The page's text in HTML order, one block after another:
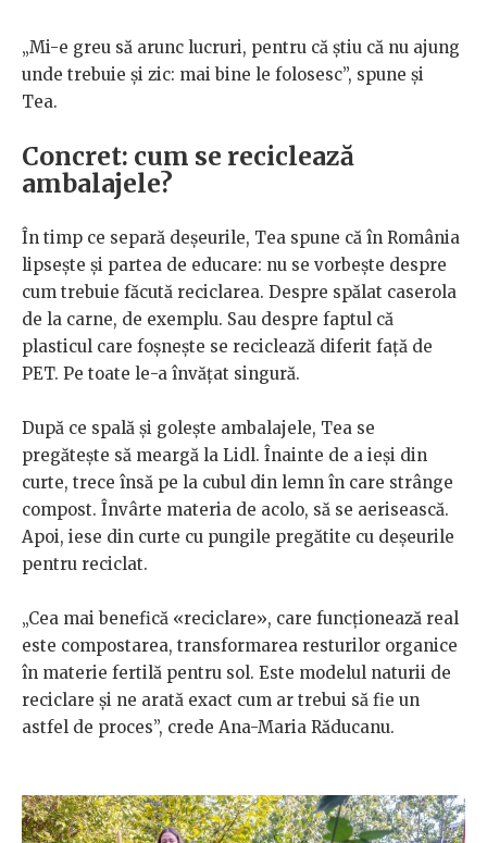
„Mi-e greu să arunc lucruri, pentru că știu că nu ajung
unde trebuie și zic: mai bine le folosesc”, spune și
Tea.
Concret: cum se reciclează
ambalajele?
În timp ce separă deșeurile, Tea spune că în România
lipsește și partea de educare: nu se vorbește despre
cum trebuie făcută reciclarea. Despre spălat caserola
de la carne, de exemplu. Sau despre faptul că
plasticul care foșnește se reciclează diferit față de
PET. Pe toate le-a învățat singură.
După ce spală și golește ambalajele, Tea se
pregătește să meargă la Lidl. Înainte de a ieși din
curte, trece însă pe la cubul din lemn în care strânge
compost. Învârte materia de acolo, să se aerisească.
Apoi, iese din curte cu pungile pregătite cu deșeurile
pentru reciclat.
„Cea mai benefică «reciclare», care funcționează real
este compostarea, transformarea resturilor organice
în materie fertilă pentru sol. Este modelul naturii de
reciclare și ne arată exact cum ar trebui să fie un
astfel de proces”, crede Ana-Maria Răducanu.